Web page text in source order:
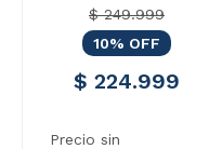
$ 249.999
10% OFF
$ 224.999
Precio sin